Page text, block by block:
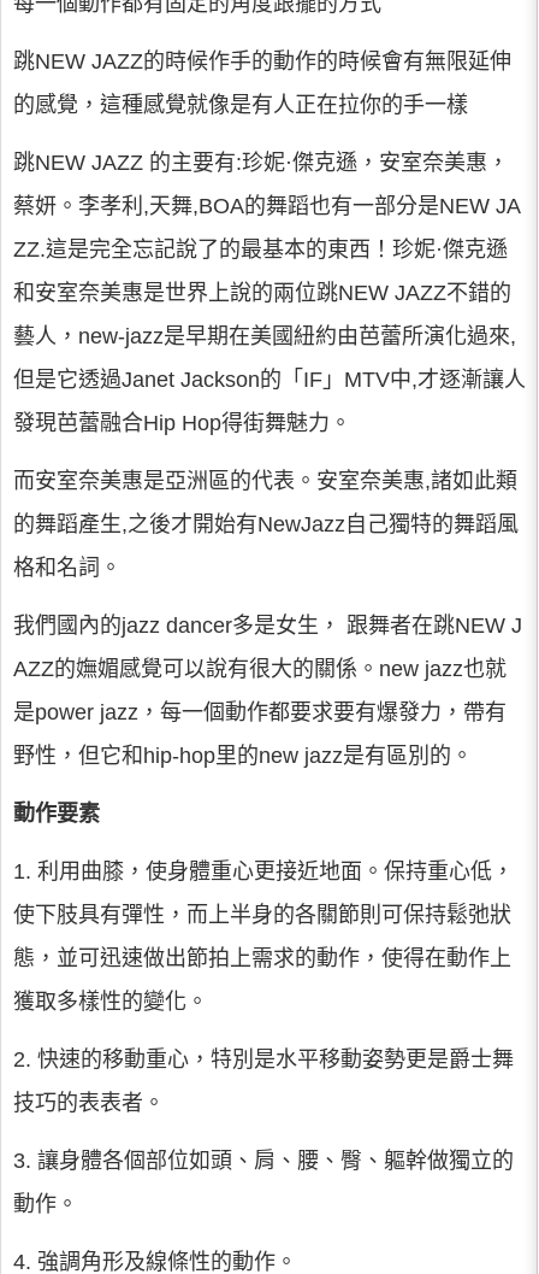
跳NEW JAZZ的時候作手的動作的時候會有無限延伸
的感覺，這種感覺就像是有人正在拉你的手一樣
跳NEW JAZZ 的主要有:珍妮·傑克遜，安室奈美惠，
蔡妍。李孝利,天舞,BOA的舞蹈也有一部分是NEW JA
ZZ.這是完全忘記說了的最基本的東西！珍妮·傑克遜
和安室奈美惠是世界上說的兩位跳NEW JAZZ不錯的
藝人，new-jazz是早期在美國紐約由芭蕾所演化過來,
但是它透過Janet Jackson的「IF」MTV中,才逐漸讓人
發現芭蕾融合Hip Hop得街舞魅力。
而安室奈美惠是亞洲區的代表。安室奈美惠,諸如此類
的舞蹈產生,之後才開始有NewJazz自己獨特的舞蹈風
格和名詞。
我們國內的jazz dancer多是女生， 跟舞者在跳NEW J
AZZ的嫵媚感覺可以說有很大的關係。new jazz也就
是power jazz，每一個動作都要求要有爆發力，帶有
野性，但它和hip-hop里的new jazz是有區別的。
動作要素
1. 利用曲膝，使身體重心更接近地面。保持重心低，
使下肢具有彈性，而上半身的各關節則可保持鬆弛狀
態，並可迅速做出節拍上需求的動作，使得在動作上
獲取多樣性的變化。
2. 快速的移動重心，特別是水平移動姿勢更是爵士舞
技巧的表表者。
3. 讓身體各個部位如頭、肩、腰、臀、軀幹做獨立的
動作。
4. 強調角形及線條性的動作。